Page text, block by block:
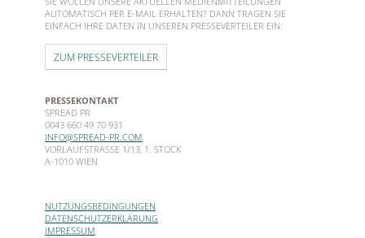
AUTOMATISCH PER E-MAIL ERHALTEN? DANN TRAGEN SIE
EINFACH IHRE DATEN IN UNSEREN PRESSEVERTEILER EIN:
ZUM PRESSEVERTEILER
PRESSEKONTAKT
SPREAD PR
0043 660 49 70 931
INFO@SPREAD-PR.COM
VORLAUFSTRASSE 1/13, 1. STOCK
A-1010 WIEN
NUTZUNGSBEDINGUNGEN
DATENSCHUTZERKLÄRUNG
IMPRESSUM